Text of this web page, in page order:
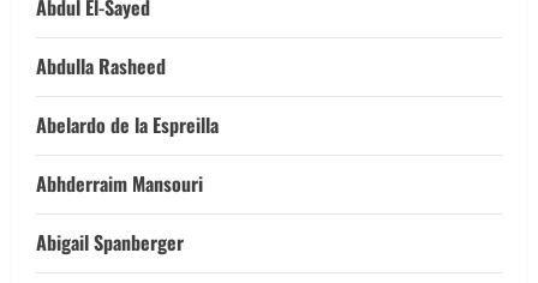
Abdul El-Sayed
Abdulla Rasheed
Abelardo de la Espreilla
Abhderraim Mansouri
Abigail Spanberger